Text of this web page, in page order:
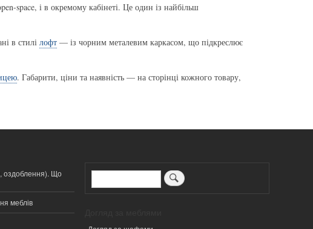
space, і в окремому кабінеті. Це один із найбільш
в стилі лофт— із чорним металевим каркасом, що підкреслює
. Габарити, ціни та наявність — на сторінці кожного товару,
оздоблення). Що
меблів
Пошук